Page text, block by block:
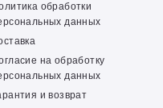
обработки
данных
на обработку
данных
и возврат